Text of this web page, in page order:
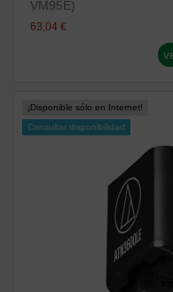
VM95E)
63,04 €
¡Disponible sólo en Internet!
Consultar disponibilidad